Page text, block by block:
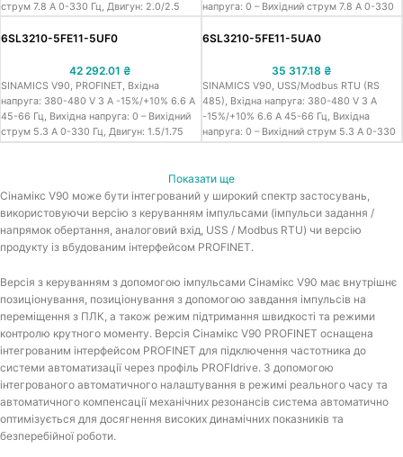
струм 7.8 A 0-330 Гц, Двигун: 2.0/2.5
FSB, 100x180x220 (ВxШxГ)
напруга: 0 – Вихідний струм 7.8 A 0-330
IP20 Size B 100x180x220 (ВxШxГ)
6SL3210-5FE11-5UF0
42 292.01 ₴
SINAMICS V90, PROFINET, Вхідна
напруга: 380-480 V 3 A -15%/+10% 6.6 A
45-66 Гц, Вихідна напруга: 0 – Вихідний
струм 5.3 A 0-330 Гц, Двигун: 1.5/1.75
6SL3210-5FE11-5UA0
35 317.18 ₴
SINAMICS V90, USS/Modbus RTU (RS
485), Вхідна напруга: 380-480 V 3 A
-15%/+10% 6.6 A 45-66 Гц, Вихідна
напруга: 0 – Вихідний струм 5.3 A 0-330
(ВxШxГ)
Показати ще
Сінамікс V90 може бути інтегрований у широкий спектр застосувань,
використовуючи версію з керуванням імпульсами (імпульси задання /
напрямок обертання, аналоговий вхід, USS / Modbus RTU) чи версію
продукту із вбудованим інтерфейсом PROFINET.
Версія з керуванням з допомогою імпульсами Сінамікс V90 має внутрішнє
позиціонування, позиціонування з допомогою завдання імпульсів на
переміщення з ПЛК, а також режим підтримання швидкості та режими
контролю крутного моменту. Версія Сінамікс V90 PROFINET оснащена
інтегрованим інтерфейсом PROFINET для підключення частотника до
системи автоматизації через профіль PROFIdrive. З допомогою
інтегрованого автоматичного налаштування в режимі реального часу та
автоматичного компенсації механічних резонансів система автоматично
оптимізується для досягнення високих динамічних показників та
безперебійної роботи.